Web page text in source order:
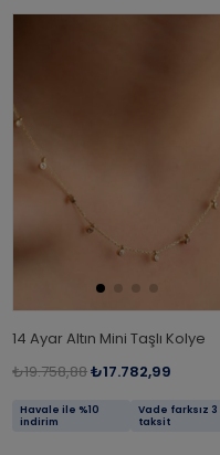
14 Ayar Altın Mini Taşlı Kolye
₺19.758,88₺17.782,99
Havale ile %10
indirim
Vade farksız 3
taksit